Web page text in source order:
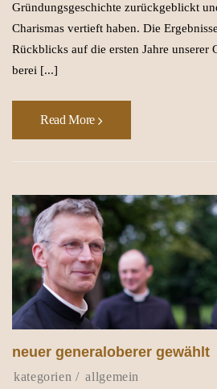
Gründungsgeschichte zurückgeblickt
Charismas vertieft haben. Die
Rückblicks auf die ersten Jahre unserer
berei [...]
Read More
neuer generaloberer gewählt
allgemein